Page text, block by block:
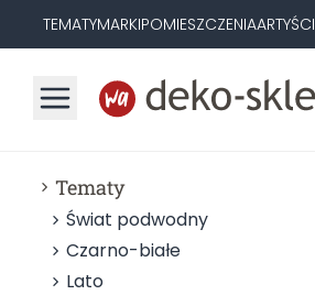
TEMATYMARKIPOMIESZCZENIAARTYŚCI
Tematy
Świat podwodny
Czarno-białe
Lato